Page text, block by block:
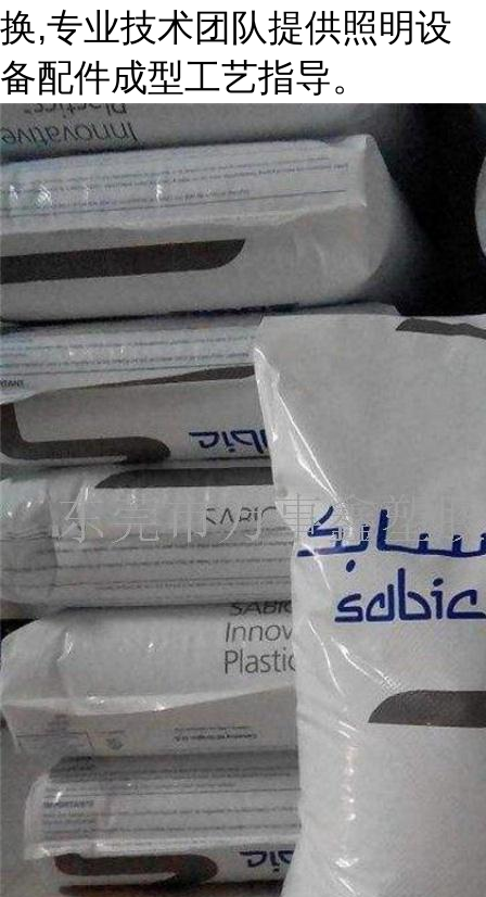
换,专业技术团队提供照明设
备配件成型工艺指导。